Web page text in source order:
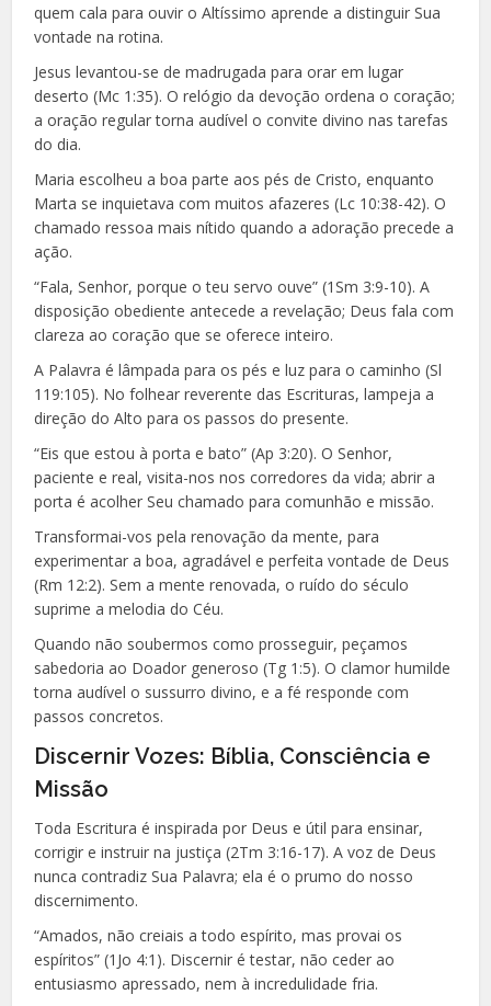
quem cala para ouvir o Altíssimo aprende a distinguir Sua
vontade na rotina.
Jesus levantou-se de madrugada para orar em lugar
deserto (Mc 1:35). O relógio da devoção ordena o coração;
a oração regular torna audível o convite divino nas tarefas
do dia.
Maria escolheu a boa parte aos pés de Cristo, enquanto
Marta se inquietava com muitos afazeres (Lc 10:38-42). O
chamado ressoa mais nítido quando a adoração precede a
ação.
“Fala, Senhor, porque o teu servo ouve” (1Sm 3:9-10). A
disposição obediente antecede a revelação; Deus fala com
clareza ao coração que se oferece inteiro.
A Palavra é lâmpada para os pés e luz para o caminho (Sl
119:105). No folhear reverente das Escrituras, lampeja a
direção do Alto para os passos do presente.
“Eis que estou à porta e bato” (Ap 3:20). O Senhor,
paciente e real, visita-nos nos corredores da vida; abrir a
porta é acolher Seu chamado para comunhão e missão.
Transformai-vos pela renovação da mente, para
experimentar a boa, agradável e perfeita vontade de Deus
(Rm 12:2). Sem a mente renovada, o ruído do século
suprime a melodia do Céu.
Quando não soubermos como prosseguir, peçamos
sabedoria ao Doador generoso (Tg 1:5). O clamor humilde
torna audível o sussurro divino, e a fé responde com
passos concretos.
Discernir Vozes: Bíblia, Consciência e
Missão
Toda Escritura é inspirada por Deus e útil para ensinar,
corrigir e instruir na justiça (2Tm 3:16-17). A voz de Deus
nunca contradiz Sua Palavra; ela é o prumo do nosso
discernimento.
“Amados, não creiais a todo espírito, mas provai os
espíritos” (1Jo 4:1). Discernir é testar, não ceder ao
entusiasmo apressado, nem à incredulidade fria.